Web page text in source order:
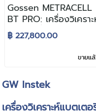
Gossen METRACELL
BT PRO: เครื่องวิเครา
แบตเตอรี่สำหรับบำรุง
รักษาระบบไฟฟ้าสำรอง
฿ 227,800.00
ขายแ
GW Instek
เครื่องวิเคราะห์แบตเตอ